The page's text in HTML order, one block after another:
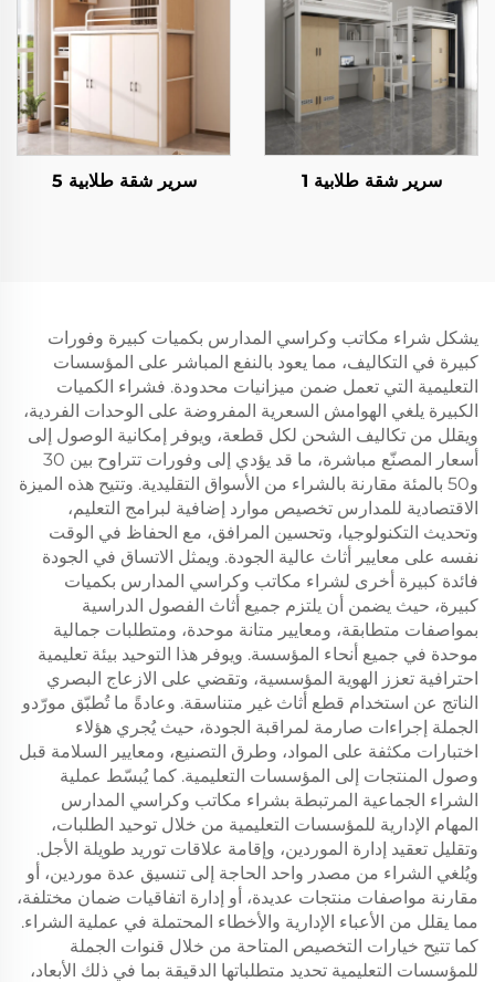
سرير شقة طلابية 1 سرير شقة طلابية 5
يشكل شراء مكاتب وكراسي المدارس بكميات كبيرة وفورات
كبيرة في التكاليف، مما يعود بالنفع المباشر على المؤسسات
التعليمية التي تعمل ضمن ميزانيات محدودة. فشراء الكميات
الكبيرة يلغي الهوامش السعرية المفروضة على الوحدات الفردية،
ويقلل من تكاليف الشحن لكل قطعة، ويوفر إمكانية الوصول إلى
أسعار المصنّع مباشرة، ما قد يؤدي إلى وفورات تتراوح بين 30
و50 بالمئة مقارنة بالشراء من الأسواق التقليدية. وتتيح هذه الميزة
الاقتصادية للمدارس تخصيص موارد إضافية لبرامج التعليم،
وتحديث التكنولوجيا، وتحسين المرافق، مع الحفاظ في الوقت
نفسه على معايير أثاث عالية الجودة. ويمثل الاتساق في الجودة
فائدة كبيرة أخرى لشراء مكاتب وكراسي المدارس بكميات
كبيرة، حيث يضمن أن يلتزم جميع أثاث الفصول الدراسية
بمواصفات متطابقة، ومعايير متانة موحدة، ومتطلبات جمالية
موحدة في جميع أنحاء المؤسسة. ويوفر هذا التوحيد بيئة تعليمية
احترافية تعزز الهوية المؤسسية، وتقضي على الازعاج البصري
الناتج عن استخدام قطع أثاث غير متناسقة. وعادةً ما تُطبّق مورّدو
الجملة إجراءات صارمة لمراقبة الجودة، حيث يُجري هؤلاء
اختبارات مكثفة على المواد، وطرق التصنيع، ومعايير السلامة قبل
وصول المنتجات إلى المؤسسات التعليمية. كما يُبسّط عملية
الشراء الجماعية المرتبطة بشراء مكاتب وكراسي المدارس
المهام الإدارية للمؤسسات التعليمية من خلال توحيد الطلبات،
وتقليل تعقيد إدارة الموردين، وإقامة علاقات توريد طويلة الأجل.
ويُلغي الشراء من مصدر واحد الحاجة إلى تنسيق عدة موردين، أو
مقارنة مواصفات منتجات عديدة، أو إدارة اتفاقيات ضمان مختلفة،
مما يقلل من الأعباء الإدارية والأخطاء المحتملة في عملية الشراء.
كما تتيح خيارات التخصيص المتاحة من خلال قنوات الجملة
للمؤسسات التعليمية تحديد متطلباتها الدقيقة بما في ذلك الأبعاد،